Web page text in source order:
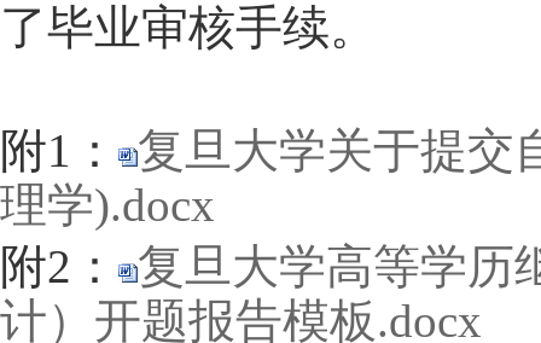
了毕业审核手续。
附1 ：
复旦大学关于提交
理学).docx
附2 ：
复旦大学高等学历
计）开题报告模板.docx